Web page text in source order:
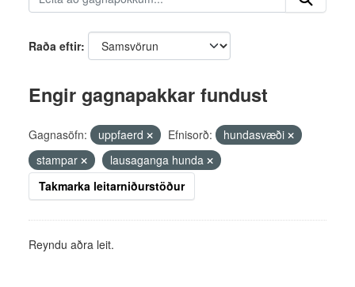
Raða eftir
Engir gagnapakkar fundust
Gagnasöfn: uppfaerd Efnisorð:
hundasvæði
stampar
lausaganga hunda
Takmarka leitarniðurstöður
Reyndu aðra leit.